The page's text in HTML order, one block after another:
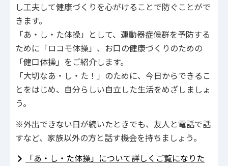
し工夫して健康づくりを心がけることで防ぐことがで
きます。
「あ・し・た体操」として、運動器症候群を予防する
ために「ロコモ体操」、お口の健康づくりのための
「健口体操」をご紹介します。
「大切なあ・し・た！」のために、今日からできるこ
とをはじめ、自分らしい自立した生活をめざしましょ
う。
※外出できない日が続いたときでも、友人と電話で話
すなど、家族以外の方と話す機会を持ちましょう。
「あ・し・た体操」について詳しくご覧になりた